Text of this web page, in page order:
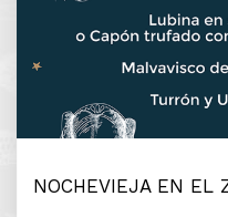
NOCHEVIEJA EN EL